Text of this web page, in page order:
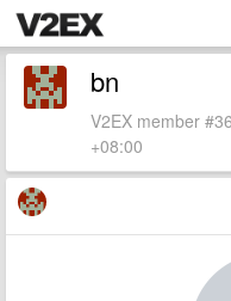
bn
V2EX member
+08:00